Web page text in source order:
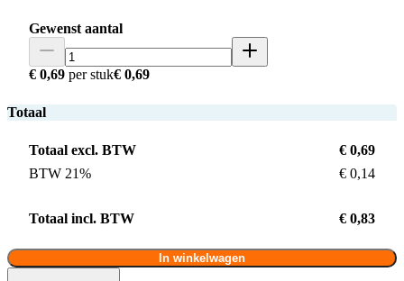
Gewenst aantal
€ 0,69 per stuk€ 0,69
Totaal
Totaal excl. BTW
€ 0,69
BTW 21%
€ 0,14
Totaal incl. BTW € 0,83
In winkelwagen